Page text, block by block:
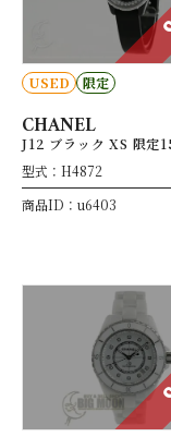
USED 限定
CHANEL
J12 ブラック XS 限定
型式：H4872
商品ID：u6403